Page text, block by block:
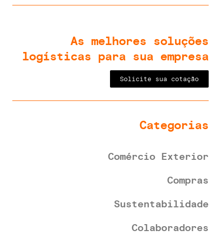
As melhores soluções
logísticas para sua empresa
Solicite sua cotação
Categorias
Comércio Exterior
Compras
Sustentabilidade
Colaboradores